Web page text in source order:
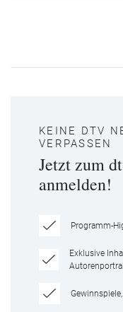
KEINE DTV
VERPASSEN
Jetzt zum
anmelden!
Programm-
Exklusive